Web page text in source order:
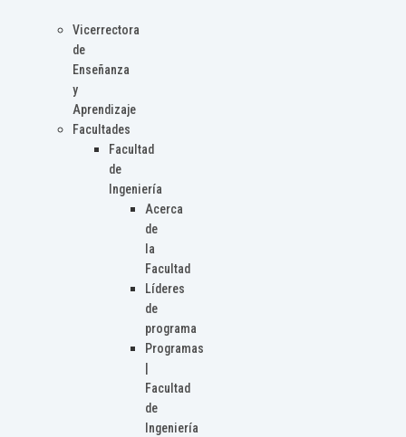
Vicerrectora
de
Enseñanza
y
Aprendizaje
Facultades
Facultad
de
Ingeniería
Acerca
de
la
Facultad
Líderes
de
programa
Programas
Facultad
de
Ingeniería